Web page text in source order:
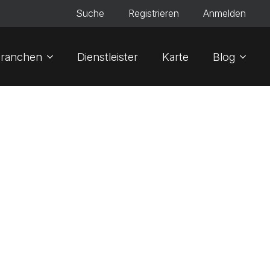
Suche Registrieren Anmelden
Dienstleister Karte Blog